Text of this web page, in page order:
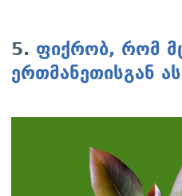
5. ფიქრობ, რომ
ერთმანეთისგან